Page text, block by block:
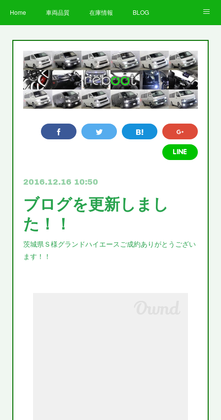
Home 車両品質 在庫情報 BLOG
お客様の声 STAFF 企業情報
プライバシーポリシー
2016.12.16 10:50
ブログを更新しまし
た！！
茨城県Ｓ様グランドハイエースご成約ありがとうござい
ます！！